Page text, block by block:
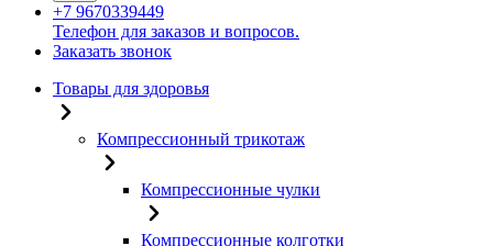
+7 9670339449
Телефон для заказов и вопросов.
Заказать звонок
Товары для здоровья
Компрессионный трикотаж
Компрессионные чулки
Компрессионные колготки